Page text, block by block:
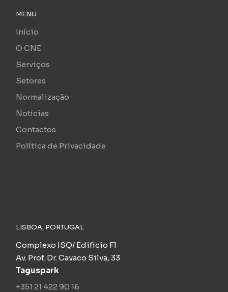
MENU
Início
O CNE
Serviços
Setores
Normalização
Notícias
Contactos
Política de Privacidade
LISBOA, PORTUGAL
Complexo ISQ/ Edifício F1
Av. Prof. Dr. Cavaco Silva, 33
Taguspark
+351 21 422 90 16